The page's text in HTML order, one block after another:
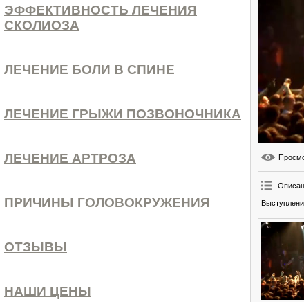
ЭФФЕКТИВНОСТЬ ЛЕЧЕНИЯ
СКОЛИОЗА
ЛЕЧЕНИЕ БОЛИ В СПИНЕ
ЛЕЧЕНИЕ ГРЫЖИ ПОЗВОНОЧНИКА
ЛЕЧЕНИЕ АРТРОЗА
ПРИЧИНЫ ГОЛОВОКРУЖЕНИЯ
ОТЗЫВЫ
НАШИ ЦЕНЫ